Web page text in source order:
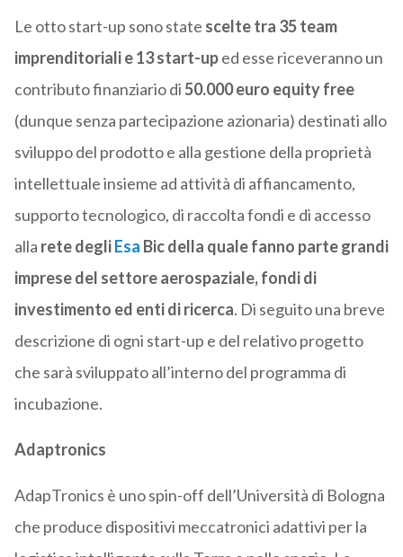
Le otto start-up sono state scelte tra 35 team
imprenditoriali e 13 start-uped esse riceveranno un
contributo finanziario di50.000 euro equity free
(dunque senza partecipazione azionaria) destinati allo
sviluppo del prodotto e alla gestione della proprietà
intellettuale insieme ad attività di affiancamento,
supporto tecnologico, di raccolta fondi e di accesso
alla rete degliEsa Bic della quale fanno parte grandi
imprese del settore aerospaziale, fondi di
investimento ed enti di ricerca. Di seguito una breve
descrizione di ogni start-up e del relativo progetto
che sarà sviluppato all’interno del programma di
incubazione.
Adaptronics
AdapTronics è uno spin-off dell’Università di Bologna
che produce dispositivi meccatronici adattivi per la